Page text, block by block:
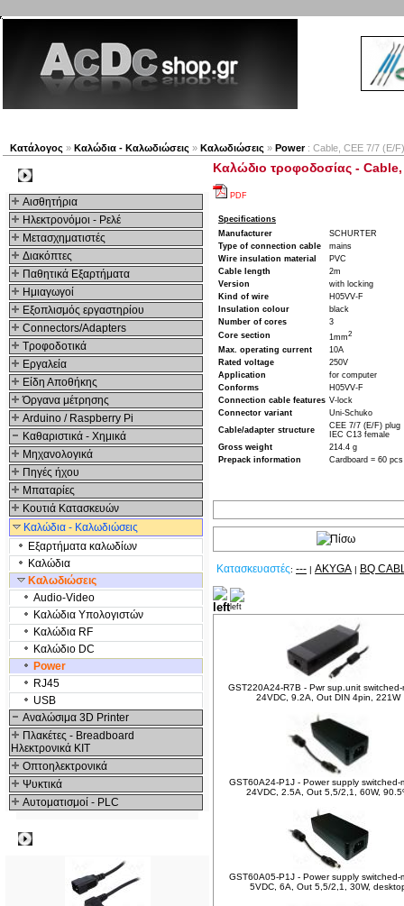
Κατάλογος » Καλώδια - Καλωδιώσεις » Καλωδιώσεις » Power: Cable, CEE 7/7 (E/
Αισθητήρια
Ηλεκτρονόμοι - Ρελέ
Μετασχηματιστές
Διακόπτες
Παθητικά Εξαρτήματα
Hμιαγωγοί
Εξοπλισμός εργαστηρίου
Connectors/Adapters
Τροφοδοτικά
Εργαλεία
Είδη Αποθήκης
Όργανα μέτρησης
Arduino / Raspberry Pi
Καθαριστικά - Χημικά
Μηχανολογικά
Πηγές ήχου
Μπαταρίες
Κουτιά Κατασκευών
Καλώδια - Καλωδιώσεις
Εξαρτήματα καλωδίων
Καλώδια
Καλωδιώσεις
Audio-Video
Καλώδια Υπολογιστών
Καλώδια RF
Καλώδιο DC
Power
RJ45
USB
Αναλώσιμα 3D Printer
Πλακέτες - Breadboard
Ηλεκτρονικά ΚΙΤ
Οπτοηλεκτρονικά
Ψυκτικά
Αυτοματισμοί - PLC
Καλώδιο τροφοδοσίας -
PDF
Specifications
Manufacturer
SCHURTER
Type of connection cable
mains
Wire insulation material
PVC
Cable length
2m
Version
with locking
Kind of wire
H05VV-F
Insulation colour
black
Number of cores
3
Core section
1mm2
Max. operating current
10A
Rated voltage
250V
Application
for computer
Conforms
H05VV-F
Connection cable features V-lock
Connector variant
Uni-Schuko
Cable/adapter structure
CEE 7/7 (E/F) plug
IEC C13 female
Gross weight
214.4 g
Prepack information
Cardboard = 60 pcs
Κατασκευαστές: --- | AKYGA | BQ
GST220A24-R7B - Pwr sup.unit
24VDC, 9.2A, Out DIN 4pin, 221W
GST60A24-P1J - Power supply switched-
24VDC, 2.5A, Out 5,5/2,1, 60W,
GST60A05-P1J - Power supply switched-
5VDC, 6A, Out 5,5/2,1, 30W,